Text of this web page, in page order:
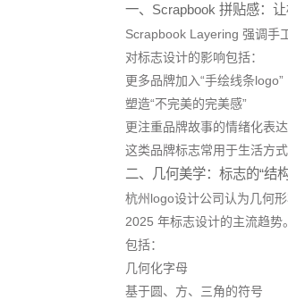
一、Scrapbook 拼贴感：让
Scrapbook Layering 强调手
对标志设计的影响包括：
更多品牌加入“手绘线条logo”
塑造“不完美的完美感”
更注重品牌故事的情绪化表达
这类品牌标志常用于生活方
二、几何美学：标志的“结
杭州logo设计公司认为几何
2025 年标志设计的主流趋势。
包括：
几何化字母
基于圆、方、三角的符号